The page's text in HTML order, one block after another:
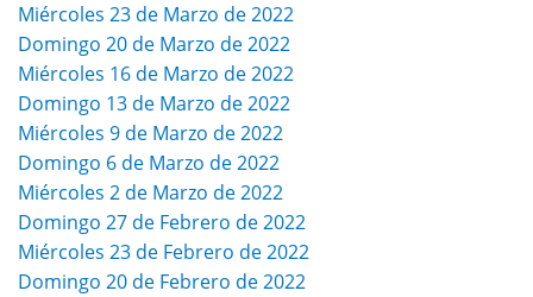
Miércoles 23 de Marzo de 2022
Domingo 20 de Marzo de 2022
Miércoles 16 de Marzo de 2022
Domingo 13 de Marzo de 2022
Miércoles 9 de Marzo de 2022
Domingo 6 de Marzo de 2022
Miércoles 2 de Marzo de 2022
Domingo 27 de Febrero de 2022
Miércoles 23 de Febrero de 2022
Domingo 20 de Febrero de 2022